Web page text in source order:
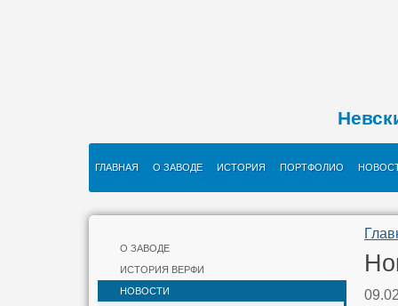
ГЛАВНАЯ О ЗАВОДЕ ИСТОРИЯ ПОРТФОЛИО
О ЗАВОДЕ
ИСТОРИЯ ВЕРФИ
НОВОСТИ